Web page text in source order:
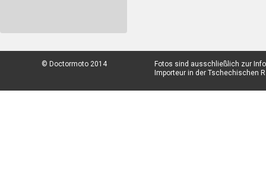
© Doctormoto 2014
Fotos sind ausschließlich zur
Importeur in der Tschechischen